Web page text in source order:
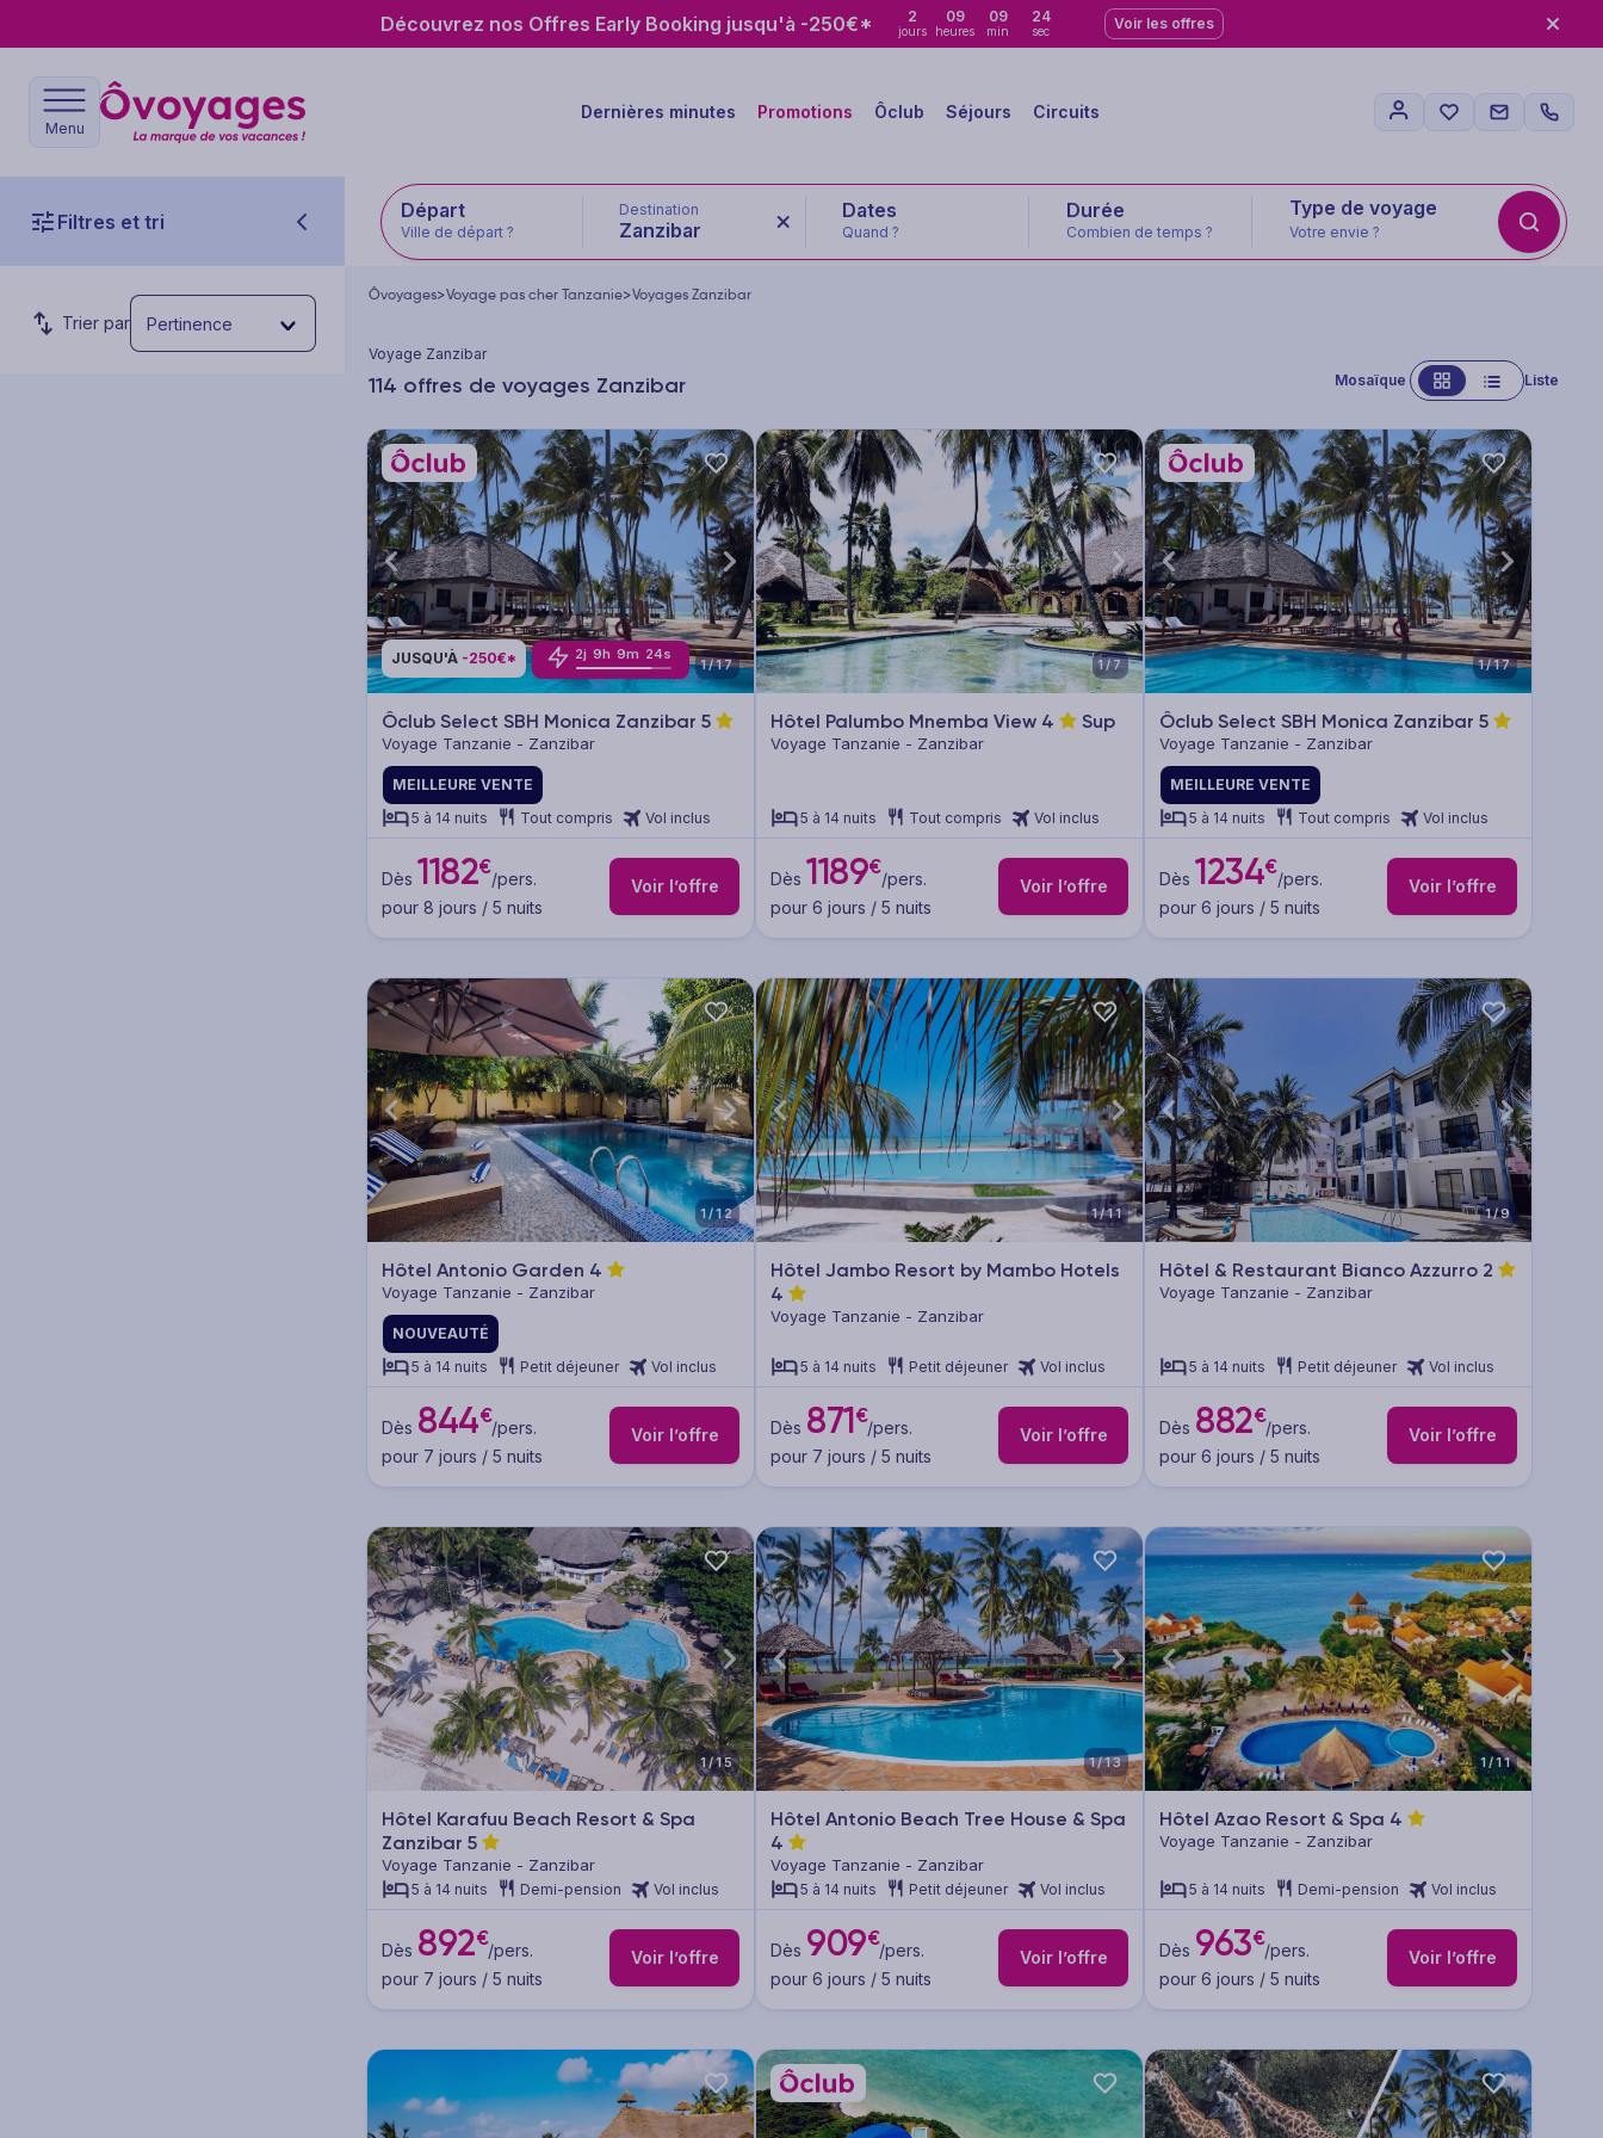
Découvrez nos Offres Early Booking jusqu'à -250€* 2
jours
09
heures
09
min
23
sec Voir les offres
Menu
Dernières minutes Promotions Ôclub Séjours Circuits
Filtres et tri Départ
Ville de départ ?
Destination
Zanzibar Quand ? Combien de temps ?
Type de voyage
Votre envie ?
Trier par Pertinence
Ôvoyages>Voyage pas cher Tanzanie>Voyages Zanzibar
Voyage Zanzibar
114 offres de voyages Zanzibar Mosaïque Liste
JUSQU'À -250€* 2j 9h 9m 22s
1/17
Ôclub Select SBH Monica Zanzibar 5
Voyage Tanzanie - Zanzibar
MEILLEURE VENTE
5 à 14 nuits
Tout compris Vol inclus
Dès 1182€/pers.
pour 8 jours / 5 nuits
Voir l’offre
1/7
Hôtel Palumbo Mnemba View 4 Sup
Voyage Tanzanie - Zanzibar
5 à 14 nuits Tout compris Vol inclus
Dès 1189€/pers.
pour 6 jours / 5 nuits
Voir l’offre
1/17
Ôclub Select SBH Monica Zanzibar 5
Voyage Tanzanie - Zanzibar
MEILLEURE VENTE
5 à 14 nuits
Tout compris Vol inclus
Dès 1234€/pers.
pour 6 jours / 5 nuits
Voir l’offre
1/12
Hôtel Antonio Garden 4
Voyage Tanzanie - Zanzibar
NOUVEAUTÉ
5 à 14 nuits
Petit déjeuner Vol inclus
Dès 844€/pers.
pour 7 jours / 5 nuits
Voir l’offre
1/11
Hôtel Jambo Resort by Mambo Hotels
4
Voyage Tanzanie - Zanzibar
5 à 14 nuits Petit déjeuner Vol inclus
Dès 871€/pers.
pour 7 jours / 5 nuits
Voir l’offre
1/9
Hôtel & Restaurant Bianco Azzurro 2
Voyage Tanzanie - Zanzibar
5 à 14 nuits Petit déjeuner Vol inclus
Dès 882€/pers.
pour 6 jours / 5 nuits
Voir l’offre
1/15
Hôtel Karafuu Beach Resort & Spa
Zanzibar 5
Voyage Tanzanie - Zanzibar
5 à 14 nuits Demi-pension Vol inclus
Dès 892€/pers.
pour 7 jours / 5 nuits
Voir l’offre
1/13
Hôtel Antonio Beach Tree House & Spa
4
Voyage Tanzanie - Zanzibar
5 à 14 nuits Petit déjeuner Vol inclus
Dès 909€/pers.
pour 6 jours / 5 nuits
Voir l’offre
1/11
Hôtel Azao Resort & Spa 4
Voyage Tanzanie - Zanzibar
5 à 14 nuits Demi-pension Vol inclus
Dès 963€/pers.
pour 6 jours / 5 nuits
Voir l’offre